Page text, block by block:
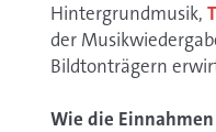
Hintergrundmusik,
der
Bildtonträgern
Wie die